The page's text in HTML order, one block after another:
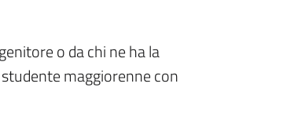
o da chi ne ha la
maggiorenne con